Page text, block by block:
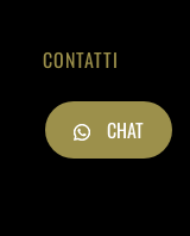
CONTATTI
CHAT